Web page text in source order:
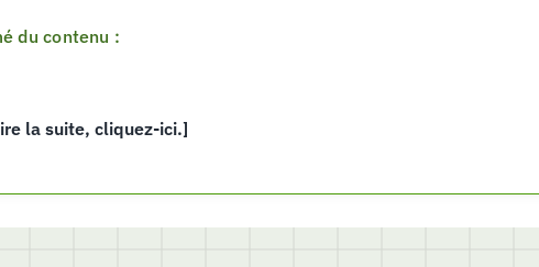
du contenu :
la suite, cliquez-ici.]